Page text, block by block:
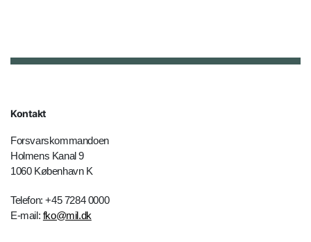
Kontakt
Forsvarskommandoen
Holmens Kanal 9
1060 København K
Telefon: +45 7284 0000
E-mail: fko@mil.dk